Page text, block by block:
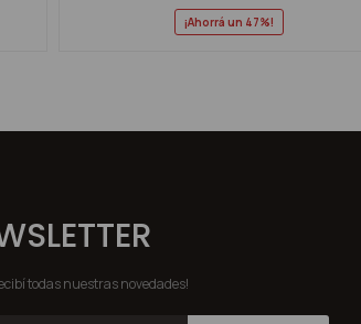
47
todas nuestras novedades!